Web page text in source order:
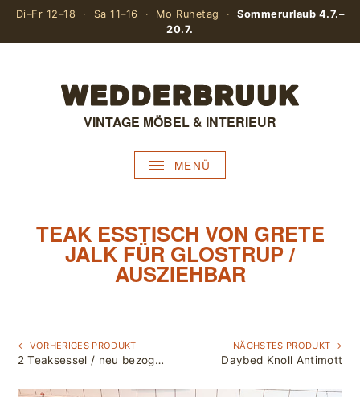
Di–Fr 12–18 · Sa 11–16 · Mo Ruhetag ·Sommerurlaub 4.7.–
20.7.
VINTAGE MÖBEL & INTERIEUR
MENÜ
TEAK ESSTISCH VON GRETE
JALK FÜR GLOSTRUP /
AUSZIEHBAR
← VORHERIGES PRODUKT
2 Teaksessel / neu bezogen in Anthrazit
NÄCHSTES PRODUKT →
Daybed Knoll Antimott